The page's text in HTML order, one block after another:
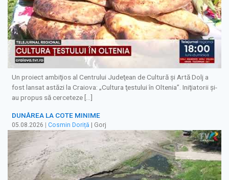
Un proiect ambiţios al Centrului Judeţean de Cultură şi Artă Dolj a
fost lansat astăzi la Craiova: „Cultura ţestului în Oltenia”. Iniţiatorii şi-
au propus să cerceteze […]
DUNĂREA LA COTE MINIME
05.08.2026 Cosmin Doriță | Gorj